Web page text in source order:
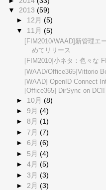
▼ 2013 (59)
► 12月(5)
▼ 11月(5)
[FIM2010/WAAD]新管理エ
めてリリース
[FIM2010]小ネタ：色々な
[WAAD/Office365]Vittorio
[WAAD] OpenID Connect
[Office365] DirSync on DC!!
► 10月(8)
►9月(4)
►8月(1)
►7月(7)
►6月(6)
► 5月(4)
►4月(5)
► 3月(3)
►2月(3)